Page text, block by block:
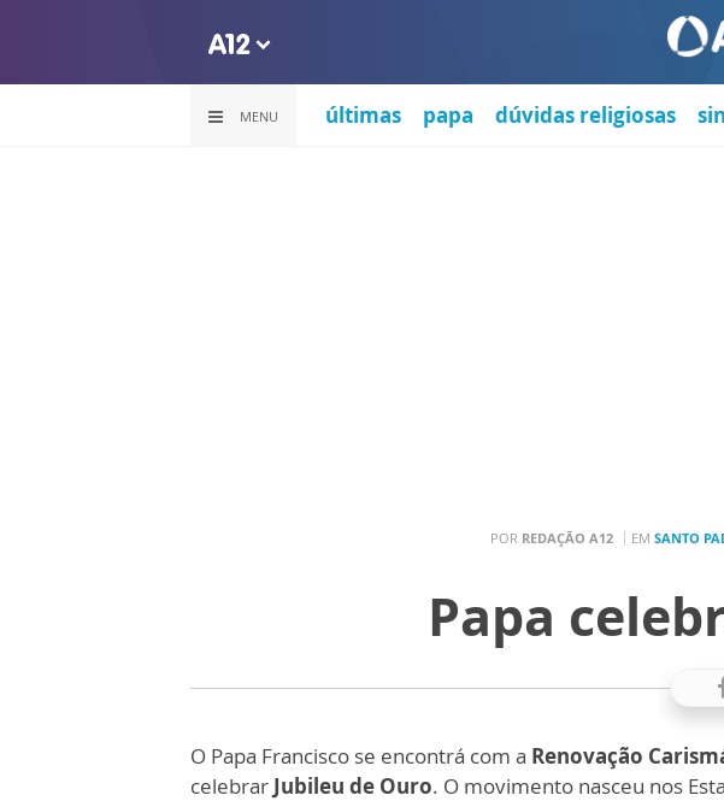
MENU últimas papa dúvidas religiosas
POR REDAÇÃO A12 EM SANTO
Papa
O Papa Francisco se encontrá com a Renovação
celebrar Jubileu de Ouro. O movimento nasceu nos